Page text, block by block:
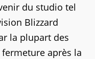
du studio tel
Blizzard
la plupart des
après la